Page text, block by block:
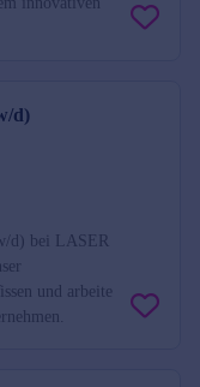
d)
d) bei LASER
und arbeite